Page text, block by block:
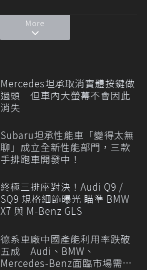
More
Mercedes坦承取消實體按鍵做
過頭 但車內大螢幕不會因此
消失
Subaru坦承性能車「變得太無
聊」成立全新性能部門，三款
手排跑車開發中！
終極三排座對決！Audi Q9 /
SQ9 規格細節曝光 瞄準 BMW
X7 與 M-Benz GLS
德系車廠中國產能利用率跌破
五成 Audi、BMW、
Mercedes-Benz面臨市場需求